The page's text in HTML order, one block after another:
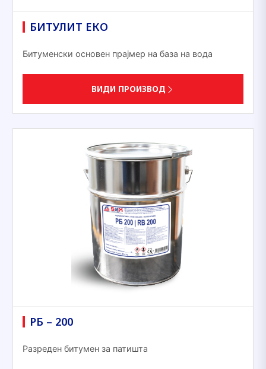
БИТУЛИТ ЕКО
Битуменски основен прајмер на база на вода
ВИДИ ПРОИЗВОД
РБ – 200
Разреден битумен за патишта